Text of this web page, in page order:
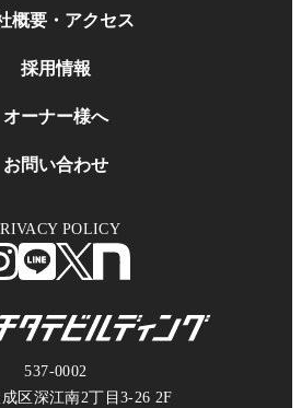
概要・アクセス
採用情報
オーナー様へ
お問い合わせ
POLICY
537-0002
区深江南2丁目3-26 2F